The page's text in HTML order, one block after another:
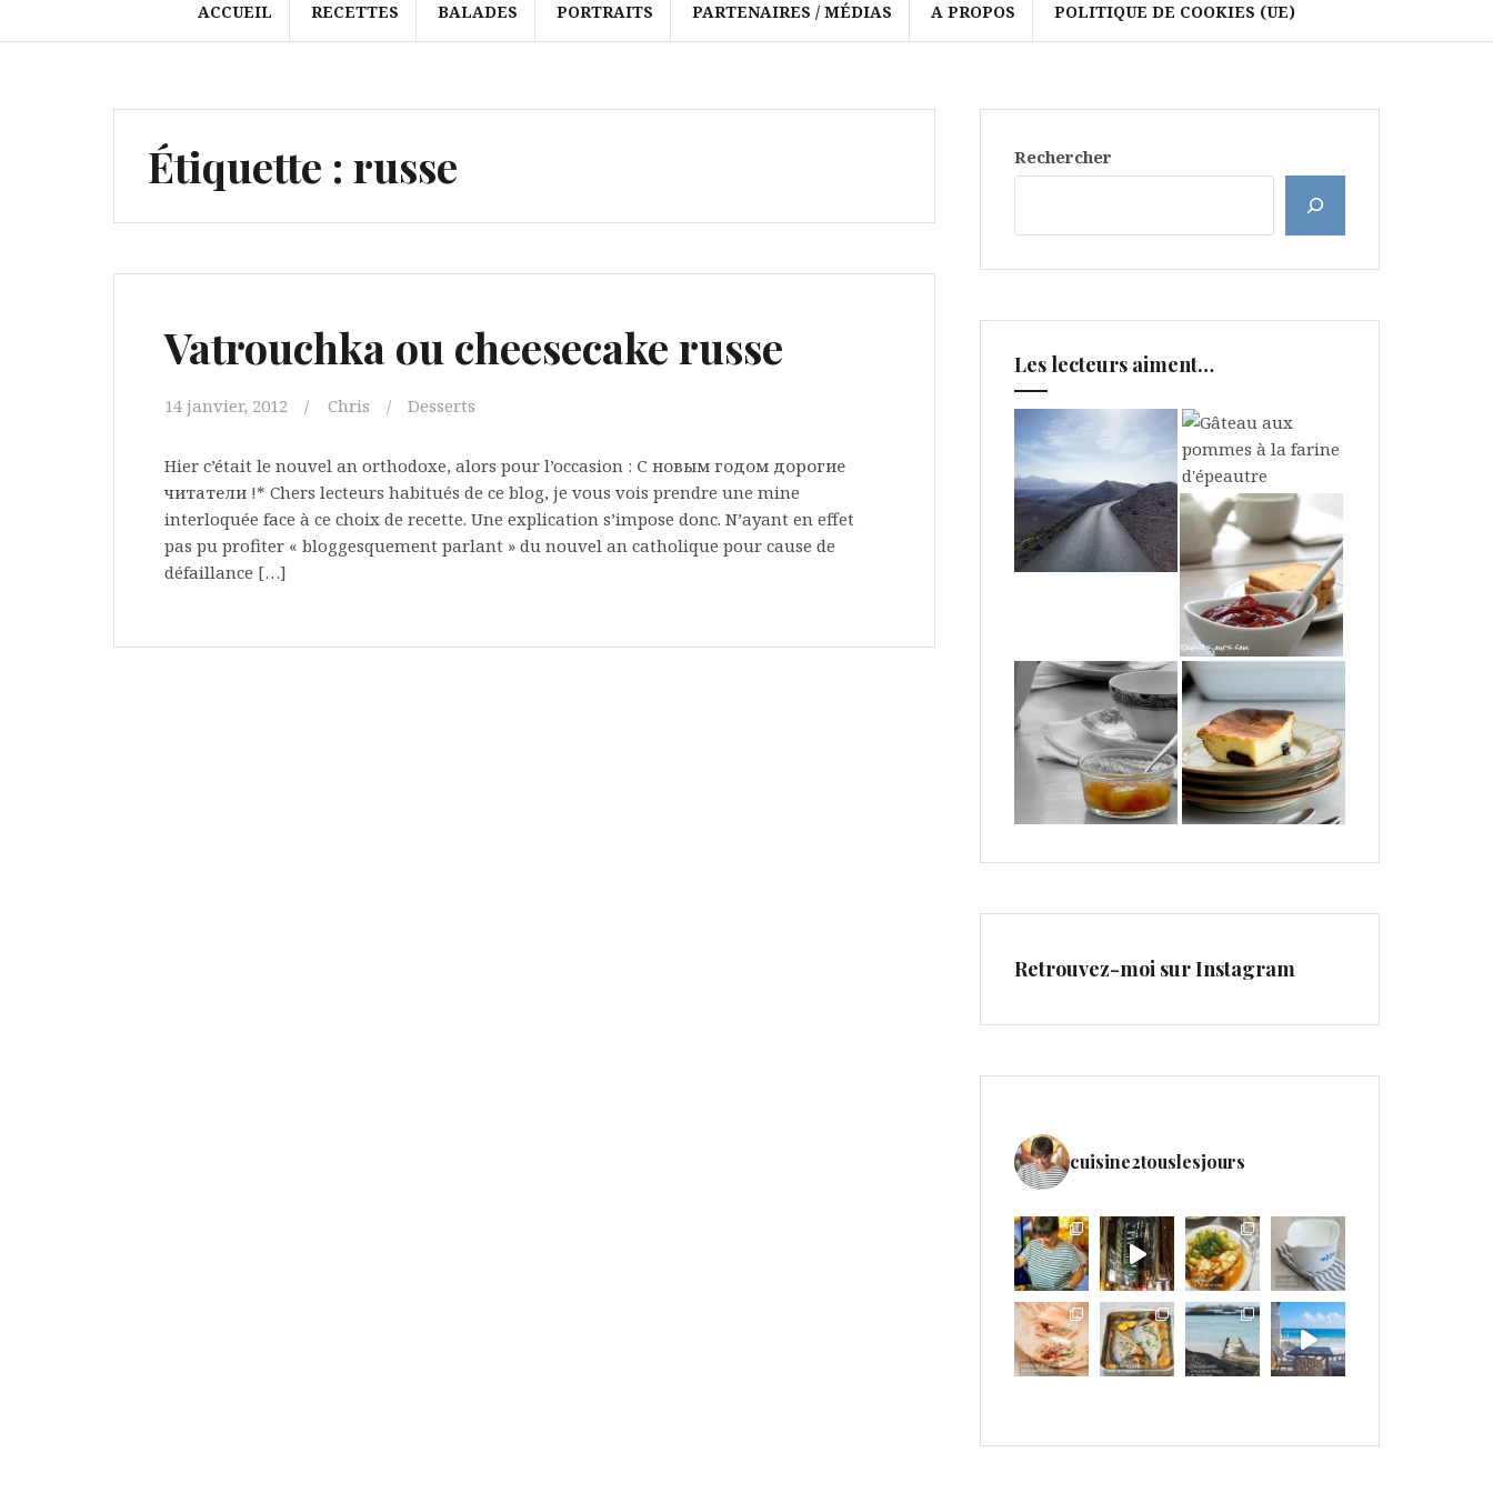
ACCUEIL RECETTES BALADES PORTRAITS PARTENAIRES / MÉDIAS A PROPOS POLITIQUE DE COOKIES (UE)
Étiquette : russe
Vatrouchka ou cheesecake russe
14 janvier, 2012 Chris Desserts
Hier c’était le nouvel an orthodoxe, alors pour l’occasion : С новым годом дорогие
читатели !* Chers lecteurs habitués de ce blog, je vous vois prendre une mine
interloquée face à ce choix de recette. Une explication s’impose donc. N’ayant en effet
pas pu profiter « bloggesquement parlant » du nouvel an catholique pour cause de
défaillance […]
Rechercher
Les lecteurs aiment…
Retrouvez-moi sur Instagram
cuisine2touslesjours